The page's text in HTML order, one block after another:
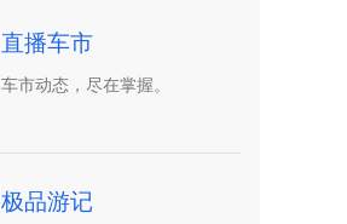
直播车市
车市动态，尽在掌握。
极品游记